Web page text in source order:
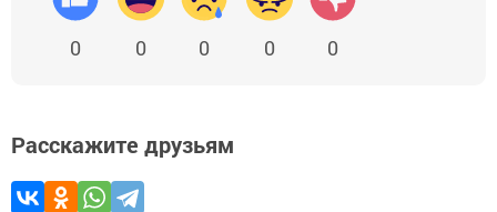
0 0 0 0 0
Расскажите друзьям